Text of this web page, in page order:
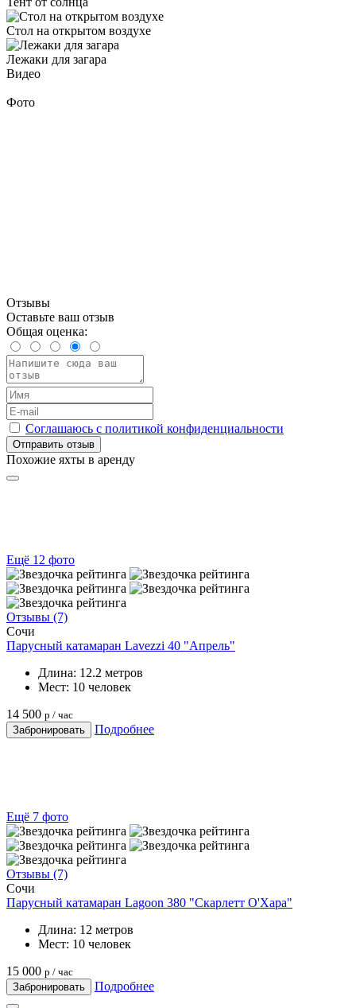
Стол на открытом воздухе
Лежаки для загара
Видео
Фото
Отзывы
Оставьте ваш отзыв
Общая оценка:
Соглашаюсь с политикой конфиденциальности
Отправить отзыв
Похожие яхты в аренду
Ещё 12 фото
Отзывы (7)
Сочи
Парусный катамаран Lavezzi 40 "Апрель"
Длина: 12.2 метров
Мест: 10 человек
14 500 р / час
Забронировать
Подробнее
Ещё 7 фото
Отзывы (7)
Сочи
Парусный катамаран Lagoon 380 "Скарлетт О'Хара"
Длина: 12 метров
Мест: 10 человек
15 000 р / час
Забронировать
Подробнее